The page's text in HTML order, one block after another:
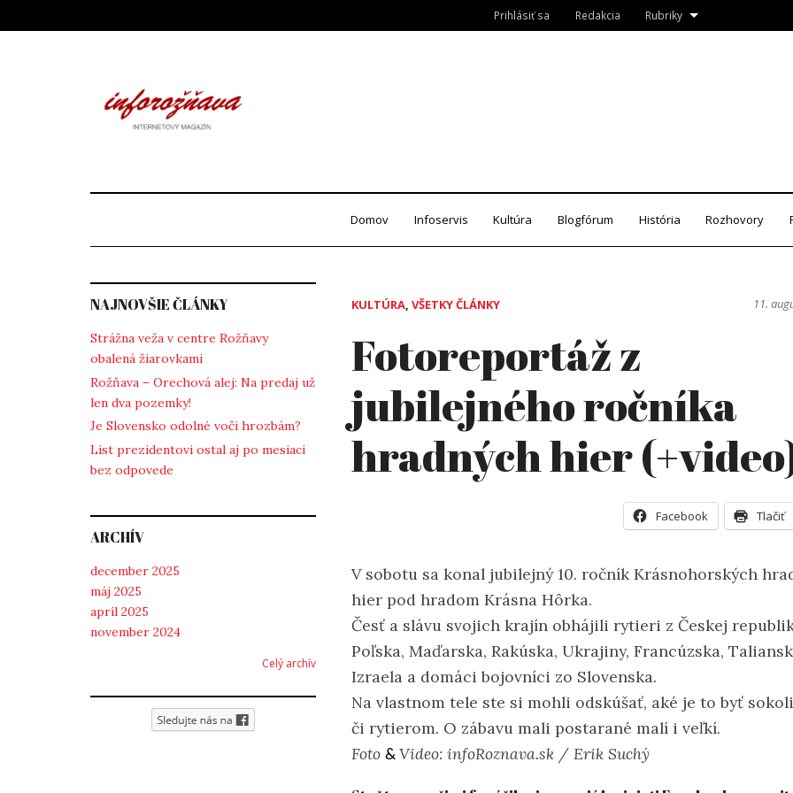
to
Prihlásiť sa Redakcia Rubriky
Domov Infoservis Kultúra Blogfórum História Rozhovory
KULTÚRA, VŠETKY ČLÁNKY 11.
Fotoreportáž z
jubilejného ročníka
hradných hier
Facebook Tlačiť
V sobotu sa konal jubilejný 10. ročník Krásnohorských
hier pod hradom Krásna Hôrka.
Česť a slávu svojich krajín obhájili rytieri z Českej
Poľska, Maďarska, Rakúska, Ukrajiny, Francúzska,
Izraela a domáci bojovníci zo Slovenska.
Na vlastnom tele ste si mohli odskúšať, aké je to byť
či rytierom. O zábavu mali postarané malí i veľkí.
Foto & Video: infoRoznava.sk / Erik Suchý
NAJNOVŠIE ČLÁNKY
Strážna veža v centre Rožňavy
obalená žiarovkami
Rožňava – Orechová alej: Na predaj už
len dva pozemky!
Je Slovensko odolné voči hrozbám?
List prezidentovi ostal aj po mesiaci
bez odpovede
ARCHÍV
december 2025
máj 2025
apríl 2025
november 2024
Celý archív